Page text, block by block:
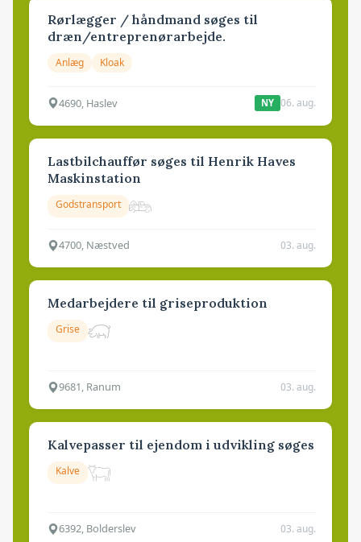
Rørlægger / håndmand søges til
dræn/entreprenørarbejde.
Anlæg Kloak
4690, Haslev NY 06. aug.
Lastbilchauffør søges til Henrik Haves
Maskinstation
Godstransport
4700, Næstved 03. aug.
Medarbejdere til griseproduktion
Grise
9681, Ranum 03. aug.
Kalvepasser til ejendom i udvikling søges
Kalve
6392, Bolderslev 03. aug.